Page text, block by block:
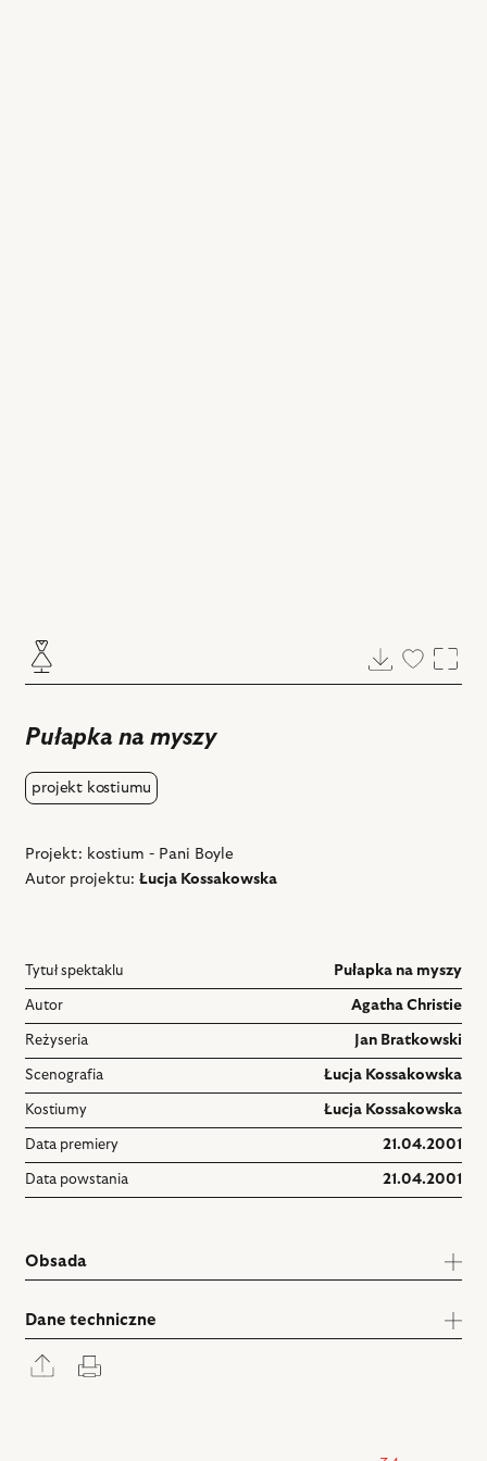
Pobierz
Dodaj
Pułapka na myszy
projekt kostiumu
Projekt: kostium - Pani Boyle
Autor projektu:Łucja Kossakowska
Tytuł spektaklu Pułapka na myszy
Autor Agatha Christie
Reżyseria Jan Bratkowski
Scenografia Łucja Kossakowska
Kostiumy Łucja Kossakowska
Data premiery 21.04.2001
Data powstania 21.04.2001
Obsada
Dane techniczne
Rozwiń
panel